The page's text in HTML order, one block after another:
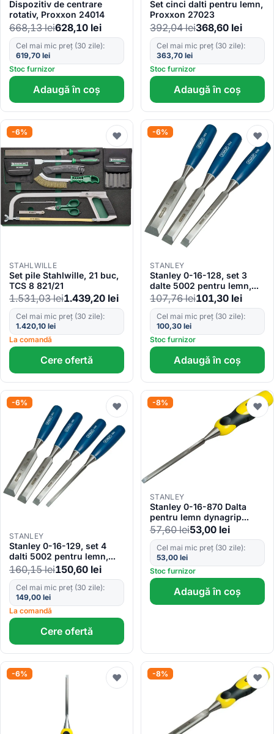
Dispozitiv de centrare
rotativ, Proxxon 24014
668,13lei628,10 lei
Cel mai mic preț (30 zile):
619,70 lei
Stoc furnizor
Adaugă în coș
Set cinci dalti pentru lemn,
Proxxon 27023
392,04lei368,60 lei
Cel mai mic preț (30 zile):
363,70 lei
Stoc furnizor
Adaugă în coș
-6% ♥
STAHLWILLE
Set pile Stahlwille, 21 buc,
TCS 8 821/21
1.531,03lei1.439,20 lei
Cel mai mic preț (30 zile):
1.420,10 lei
La comandă
Cere ofertă
-6% ♥
STANLEY
Stanley 0-16-128, set 3
dalte 5002 pentru lemn,
12, 18 si 25mm, blister
107,76lei101,30 lei
Cel mai mic preț (30 zile):
100,30 lei
Stoc furnizor
Adaugă în coș
-6% ♥
STANLEY
Stanley 0-16-129, set 4
dalti 5002 pentru lemn,
blister
160,15lei150,60 lei
Cel mai mic preț (30 zile):
149,00 lei
La comandă
Cere ofertă
-8% ♥
STANLEY
Stanley 0-16-870 Dalta
pentru lemn dynagrip
6mm
57,60lei53,00 lei
Cel mai mic preț (30 zile):
53,00 lei
Stoc furnizor
Adaugă în coș
-6% ♥ -8% ♥